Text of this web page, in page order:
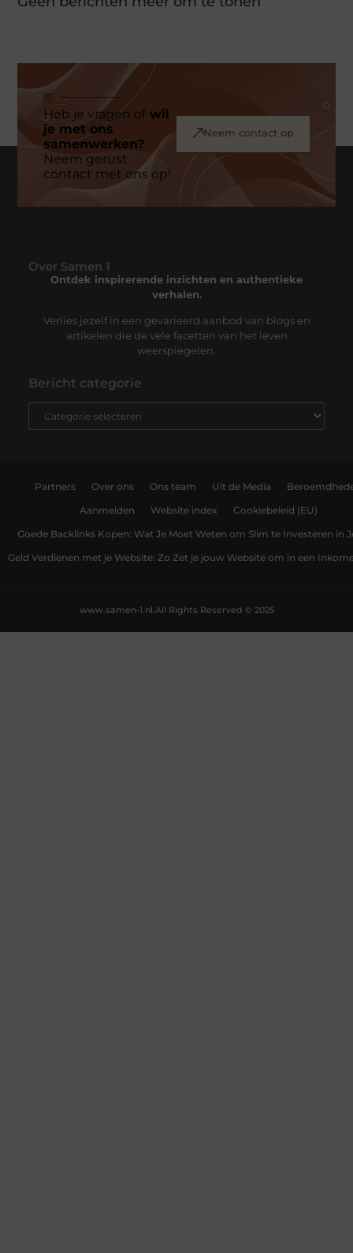
Heb je vragen ofwil
je met ons
samenwerken?
Neem gerust
contact met ons op!
Neem contact op
Over Samen 1
Ontdek inspirerende inzichten en authentieke
verhalen.
Verlies jezelf in een gevarieerd aanbod van blogs en
artikelen die de vele facetten van het leven
weerspiegelen.
Bericht categorie
Partners Over ons Ons team Uit de Media
Aanmelden Website index Cookiebeleid (EU)
Goede Backlinks Kopen: Wat Je Moet Weten om Slim te Investeren in
Geld Verdienen met je Website: Zo Zet je jouw Website om in een
All Rights Reserved © 2025
www.samen-1.nl.